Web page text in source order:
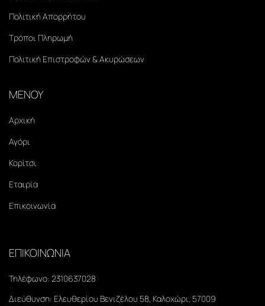
Πολιτική Απορρήτου
Τρόποι Πληρωμή
Πολιτική Επιστροφών & Ακυρώσεων
ΜΕΝΟΥ
Αρχική
Αγόρι
Κορίτσι
Εταιρία
Επικοινωνία
ΕΠΙΚΟΙΝΩΝΙΑ
Τηλέφωνο: 2310637028
Διεύθυνση: Ελευθερίου Βενιζέλου 58, Καλοχώρι, 57009